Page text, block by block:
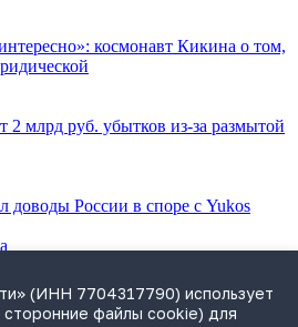
космонавт Кикина о том,
2 млрд руб. убытков из-за размытой
России в споре с Yukos
взыскание 5,5 млрд руб. по
(ИНН 7704317790) использует
файлы cookie) для